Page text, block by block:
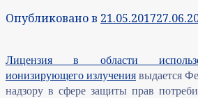
Опубликовано в 21.05.2017
Лицензия в области
ионизирующего излучения выдается
надзору в сфере защиты прав